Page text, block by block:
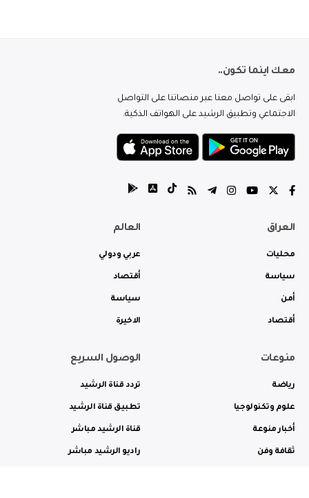
معك اينما تكون..
ابقى على تواصل معنا عبر منصاتنا على التواصل
الاجتماعي وتطبيق الرشيد على الهواتف الذكية.
العراق
محليات
سياسة
أمن
أقتصاد
العالم
عربي ودولي
أقتصاد
سياسة
الاخيرة
منوعات
رياضة
علوم وتكنولوجيا
أخبار منوعة
ثقافة وفن
الوصول السريع
تردد قناة الرشيد
تطبيق قناة الرشيد
قناة الرشيد مباشر
راديو الرشيد مباشر